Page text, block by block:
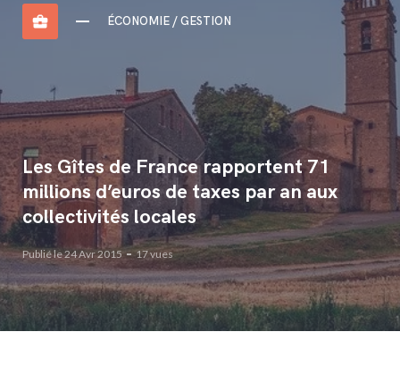
business_center ÉCONOMIE / GESTION
Les Gîtes de France rapportent 71
millions d’euros de taxes par an aux
collectivités locales
Publié le 24 Avr 2015 17 vues